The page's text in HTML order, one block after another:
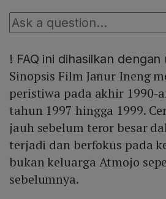
! FAQ ini dihasilkan
Sinopsis Film Janur Ineng
peristiwa pada akhir 1990-
tahun 1997 hingga 1999.
jauh sebelum teror besar
terjadi dan berfokus pada
bukan keluarga Atmojo
sebelumnya.